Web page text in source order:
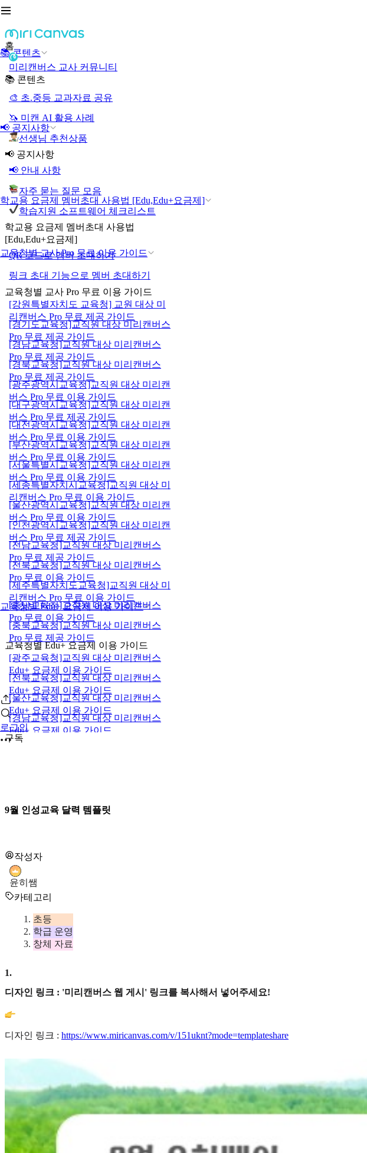
📚 콘텐츠
📢 공지사항
학교용 요금제 멤버초대 사용법 [Edu,Edu+요금제]
교육청별 교사 Pro 무료 이용 가이드
교육청별 Edu+ 요금제 이용 가이드
로그인
홈
미리캔버스 교사 커뮤니티
📚 콘텐츠
🎨 초.중등 교과자료 공유
🦄 미캔 AI 활용 사례
선생님 추천상품
📢 공지사항
📢 안내 사항
자주 묻는 질문 모음
학습지원 소프트웨어 체크리스트
학교용 요금제 멤버초대 사용법
[Edu,Edu+요금제]
QR 코드로 멤버 초대하기
링크 초대 기능으로 멤버 초대하기
교육청별 교사 Pro 무료 이용 가이드
[강원특별자치도 교육청] 교원 대상 미
리캔버스 Pro 무료 제공 가이드
[경기도교육청]교직원 대상 미리캔버스
Pro 무료 제공 가이드
[경남교육청]교직원 대상 미리캔버스
Pro 무료 제공 가이드
[경북교육청]교직원 대상 미리캔버스
Pro 무료 제공 가이드
[광주광역시교육청]교직원 대상 미리캔
버스 Pro 무료 이용 가이드
[대구광역시교육청]교직원 대상 미리캔
버스 Pro 무료 제공 가이드
[대전광역시교육청]교직원 대상 미리캔
버스 Pro 무료 이용 가이드
[부산광역시교육청]교직원 대상 미리캔
버스 Pro 무료 이용 가이드
[서울특별시교육청]교직원 대상 미리캔
버스 Pro 무료 이용 가이드
[세종특별자치시교육청]교직원 대상 미
리캔버스 Pro 무료 이용 가이드
[울산광역시교육청]교직원 대상 미리캔
버스 Pro 무료 이용 가이드
[인천광역시교육청]교직원 대상 미리캔
버스 Pro 무료 제공 가이드
[전남교육청]교직원 대상 미리캔버스
Pro 무료 제공 가이드
[전북교육청]교직원 대상 미리캔버스
Pro 무료 이용 가이드
[제주특별자치도교육청]교직원 대상 미
리캔버스 Pro 무료 이용 가이드
[충남교육청]교직원 대상 미리캔버스
Pro 무료 이용 가이드
[충북교육청]교직원 대상 미리캔버스
Pro 무료 제공 가이드
교육청별 Edu+ 요금제 이용 가이드
[광주교육청]교직원 대상 미리캔버스
Edu+ 요금제 이용 가이드
[전북교육청]교직원 대상 미리캔버스
Edu+ 요금제 이용 가이드
[울산교육청]교직원 대상 미리캔버스
Edu+ 요금제 이용 가이드
[경남교육청]교직원 대상 미리캔버스
Edu+ 요금제 이용 가이드
구독
9월 인성교육 달력 템플릿
작성자
윤히쌤
카테고리
초등
학급 운영
창체 자료
1.
디자인 링크 : '미리캔버스 웹 게시' 링크를 복사해서 넣어주세요!
디자인 링크 : https://www.miricanvas.com/v/151uknt?mode=templateshare